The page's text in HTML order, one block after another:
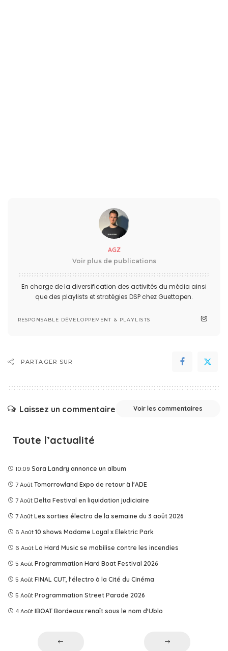
AGZ
Voir plus de publications
En charge de la diversification des activités du média ainsi
que des playlists et stratégies DSP chez Guettapen.
RESPONSABLE DÉVELOPPEMENT & PLAYLISTS
PARTAGER SUR
Laissez un commentaire Voir les commentaires
Toute l’actualité
10:09 Sara Landry annonce un album
7 Août Tomorrowland Expo de retour à l'ADE
7 Août Delta Festival en liquidation judiciaire
7 Août Les sorties électro de la semaine du 3 août 2026
6 Août 10 shows Madame Loyal x Elektric Park
6 Août La Hard Music se mobilise contre les incendies
5 Août Programmation Hard Boat Festival 2026
5 Août FINAL CUT, l'électro à la Cité du Cinéma
5 Août Programmation Street Parade 2026
4 Août IBOAT Bordeaux renaît sous le nom d'Ublo